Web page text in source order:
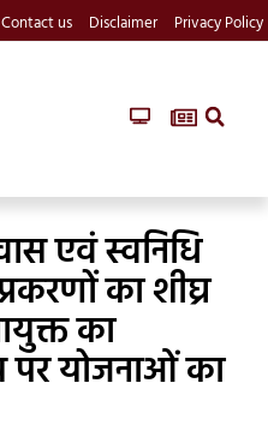
Contact us Disclaimer Privacy Policy
एवं स्वनिधि
का शीघ्र
का
पर योजनाओं का